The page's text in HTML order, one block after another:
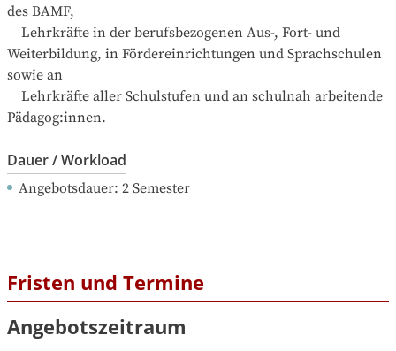
des BAMF,
Weiterbildung, in Fördereinrichtungen und Sprachschulen
sowie an
Pädagog:innen.
Dauer / Workload
Angebotsdauer: 2 Semester
Fristen und Termine
Angebotszeitraum